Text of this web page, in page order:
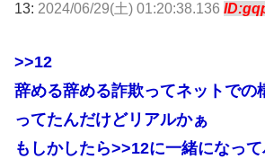
13: 2024/06/29(土) 01:20:38.136
>>12
辞める辞める詐欺ってネットでの
ってたんだけどリアルかぁ
もしかしたら>>12に一緒になっ